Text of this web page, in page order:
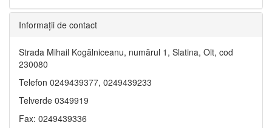
Informaţii de contact
Strada Mihail Kogălniceanu, numărul 1, Slatina, Olt, cod
230080
Telefon 0249439377, 0249439233
Telverde 0349919
Fax: 0249439336